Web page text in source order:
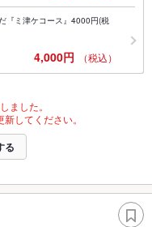
『ミ津ケコース』4000円(税
4,000円 （税込）
ました。
してください。
る